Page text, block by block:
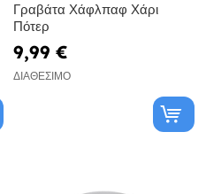
Γραβάτα Χάφλπαφ Χάρι
Πότερ
9,99 €
ΔΙΑΘΈΣΙΜΟ